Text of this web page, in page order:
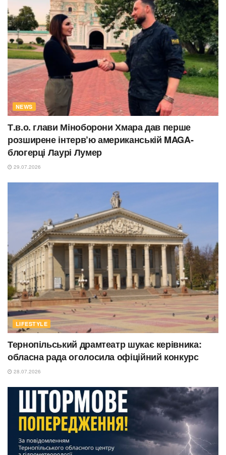
NEWS
Т.в.о. глави Міноборони Хмара дав перше
розширене інтерв’ю американській MAGA-
блогерці Лаурі Лумер
29.07.2026
LIFESTYLE
Тернопільський драмтеатр шукає керівника:
обласна рада оголосила офіційний конкурс
28.07.2026